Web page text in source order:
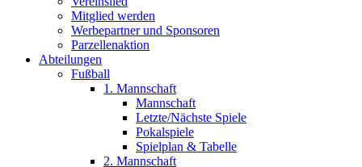
Mitglied werden
Werbepartner und Sponsoren
Parzellenaktion
Abteilungen
Fußball
1. Mannschaft
Mannschaft
Letzte/Nächste Spiele
Pokalspiele
Spielplan & Tabelle
2. Mannschaft